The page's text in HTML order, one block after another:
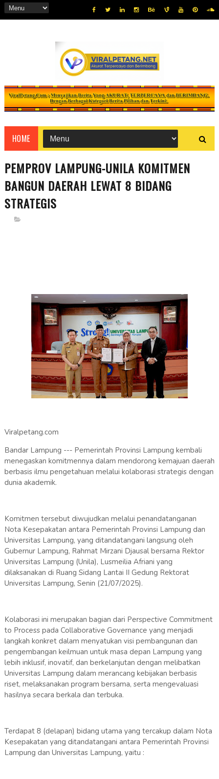
HOME
PEMPROV LAMPUNG-UNILA KOMITMEN
BANGUN DAERAH LEWAT 8 BIDANG
STRATEGIS
Viralpetang.com
Bandar Lampung --- Pemerintah Provinsi Lampung kembali
menegaskan komitmennya dalam mendorong kemajuan daerah
berbasis ilmu pengetahuan melalui kolaborasi strategis dengan
dunia akademik.
Komitmen tersebut diwujudkan melalui penandatanganan
Nota Kesepakatan antara Pemerintah Provinsi Lampung dan
Universitas Lampung, yang ditandatangani langsung oleh
Gubernur Lampung, Rahmat Mirzani Djausal bersama Rektor
Universitas Lampung (Unila), Lusmeilia Afriani yang
dilaksanakan di Ruang Sidang Lantai II Gedung Rektorat
Universitas Lampung, Senin (21/07/2025).
Kolaborasi ini merupakan bagian dari Perspective Commitment
to Process pada Collaborative Governance yang menjadi
langkah konkret dalam menyatukan visi pembangunan dan
pengembangan keilmuan untuk masa depan Lampung yang
lebih inklusif, inovatif, dan berkelanjutan dengan melibatkan
Universitas Lampung dalam merancang kebijakan berbasis
riset, melaksanakan program bersama, serta mengevaluasi
hasilnya secara berkala dan terbuka.
Terdapat 8 (delapan) bidang utama yang tercakup dalam Nota
Kesepakatan yang ditandatangani antara Pemerintah Provinsi
Lampung dan Universitas Lampung, yaitu :